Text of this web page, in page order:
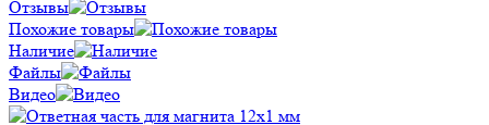
Отзывы
Похожие товары
Наличие
Файлы
Видео